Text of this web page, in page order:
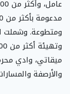
ميقاتي، وادي
والأرصفة